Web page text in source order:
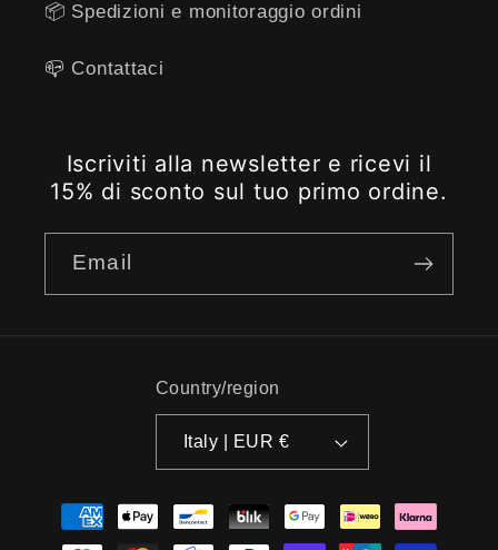
📦 Spedizioni e monitoraggio ordini
📪 ​​Contattaci
Iscriviti alla newsletter e ricevi il
15% di sconto sul tuo primo ordine.
Email
Country/region
Italy | EUR €
Payment
methods